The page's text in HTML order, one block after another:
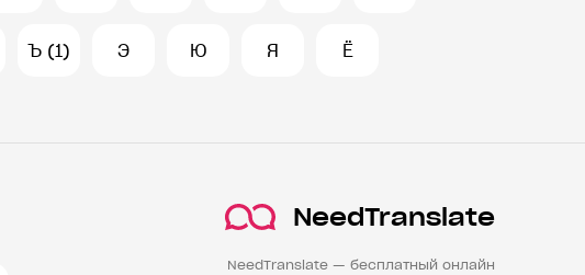
Ъ (1) Э Ю Я Ё
NeedTranslate
NeedTranslate — бесплатный онлайн